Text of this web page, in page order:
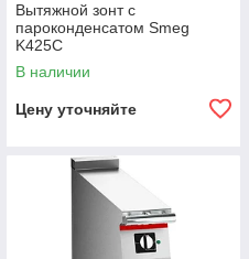
Вытяжной зонт с
пароконденсатом Smeg
K425C
В наличии
Цену уточняйте